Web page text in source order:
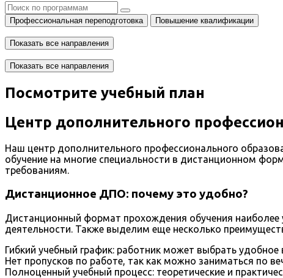
Профессиональная переподготовка Повышение квалификации
Показать все направления
Показать все направления
Посмотрите учебный план
Центр дополнительного
Наш центр дополнительного профессионального
обучение на многие специальности в дистанционном
требованиям.
Дистанционное ДПО: почему это удобно?
Дистанционный формат прохождения обучения
деятельности. Также выделим еще несколько
Гибкий учебный график: работник может выбрать удобное
Нет пропусков по работе, так как можно заниматься по
Полноценный учебный процесс: теоретические и